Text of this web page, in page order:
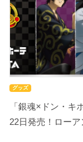
グッズ
「銀魂×ドン・キ
22日発売！ロー